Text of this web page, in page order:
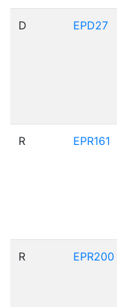
D EPD27
R EPR161
R EPR200